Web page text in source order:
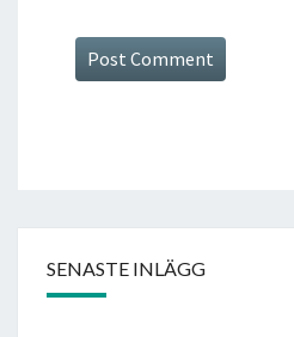
SENASTE INLÄGG